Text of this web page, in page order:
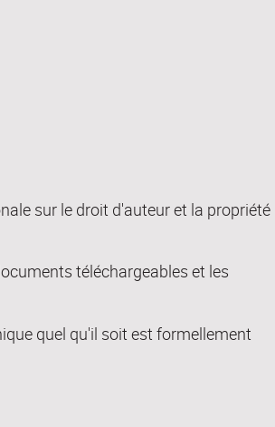
sur le droit d'auteur et la propriété
téléchargeables et les
quel qu'il soit est formellement